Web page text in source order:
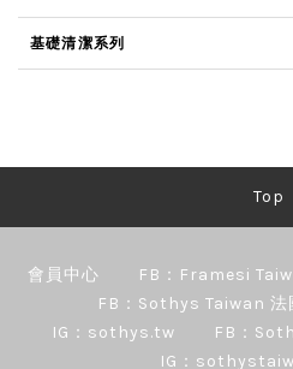
基礎清潔系列
Top
會員中心 FB：Framesi
FB：Sothys Taiwan 法
IG：sothys.tw
FB：
IG：